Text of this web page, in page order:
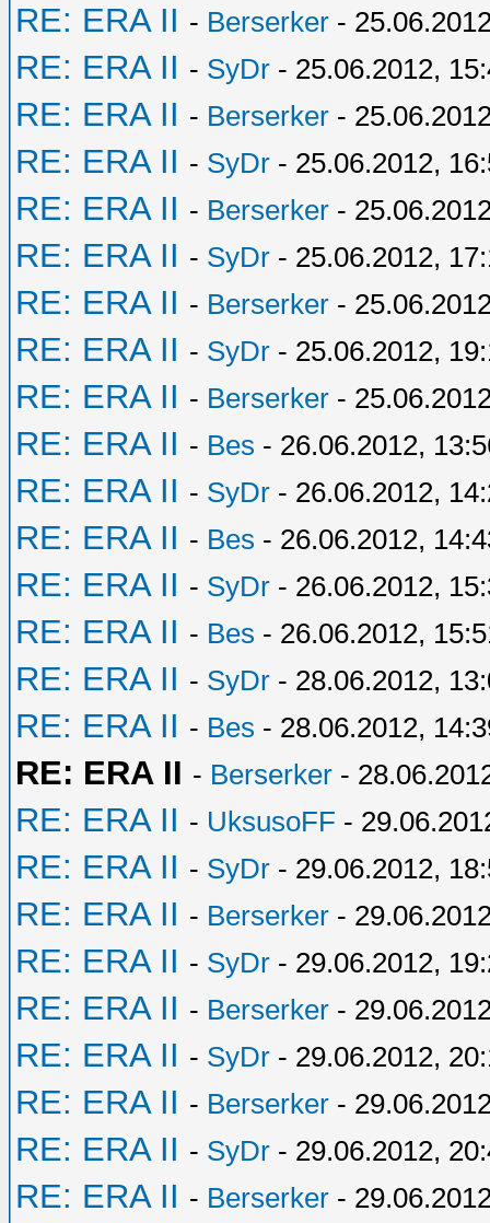
RE: ERA II - Berserker -
RE: ERA II - SyDr - 25.06.2012,
RE: ERA II - Berserker -
RE: ERA II - SyDr - 25.06.2012,
RE: ERA II - Berserker -
RE: ERA II - SyDr - 25.06.2012,
RE: ERA II - Berserker -
RE: ERA II - SyDr - 25.06.2012,
RE: ERA II - Berserker -
RE: ERA II - Bes - 26.06.2012,
RE: ERA II - SyDr - 26.06.2012,
RE: ERA II - Bes - 26.06.2012,
RE: ERA II - SyDr - 26.06.2012,
RE: ERA II - Bes - 26.06.2012,
RE: ERA II - SyDr - 28.06.2012,
RE: ERA II - Bes - 28.06.2012,
RE: ERA II - Berserker -
RE: ERA II - UksusoFF -
RE: ERA II - SyDr - 29.06.2012,
RE: ERA II - Berserker -
RE: ERA II - SyDr - 29.06.2012,
RE: ERA II - Berserker -
RE: ERA II - SyDr - 29.06.2012,
RE: ERA II - Berserker -
RE: ERA II - SyDr - 29.06.2012,
RE: ERA II - Berserker -